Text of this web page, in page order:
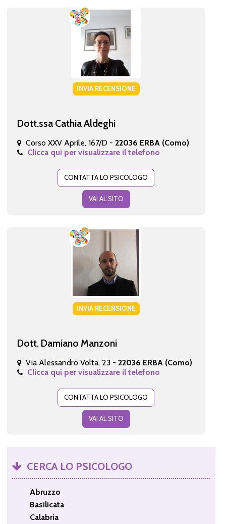
INVIA RECENSIONE
Dott.ssa Cathia Aldeghi
Corso XXV Aprile, 167/D - 22036 ERBA (Como)
Clicca qui per visualizzare il telefono
CONTATTA LO PSICOLOGO
VAI AL SITO
INVIA RECENSIONE
Dott. Damiano Manzoni
Via Alessandro Volta, 23 - 22036 ERBA (Como)
Clicca qui per visualizzare il telefono
CONTATTA LO PSICOLOGO
VAI AL SITO
CERCA LO PSICOLOGO
Abruzzo
Basilicata
Calabria